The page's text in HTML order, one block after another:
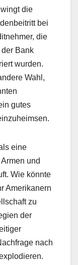
die
bei
die
Bank
wurden.
Wahl,
gutes
eine
und
Wie könnte
Amerikanern
zu
der
nach